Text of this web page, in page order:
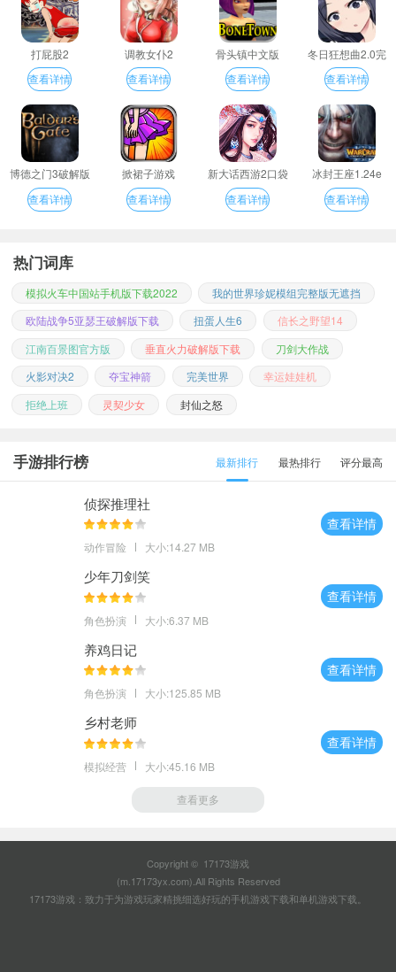
打屁股2
查看详情
调教女仆2
查看详情
骨头镇中文版
查看详情
冬日狂想曲2.0完
整汉化版
查看详情
博德之门3破解版
查看详情
掀裙子游戏
查看详情
新大话西游2口袋
版
查看详情
冰封王座1.24e
查看详情
热门词库
模拟火车中国站手机版下载2022
我的世界珍妮模组完整版无遮挡
欧陆战争5亚瑟王破解版下载
扭蛋人生6
信长之野望14
江南百景图官方版
垂直火力破解版下载
刀剑大作战
火影对决2
夺宝神箭 完美世界
幸运娃娃机
拒绝上班
灵契少女 封仙之怒
手游排行榜 最新排行 最热排行 评分最高
侦探推理社
动作冒险 大小:14.27 MB
查看详情
少年刀剑笑
角色扮演 大小:6.37 MB
查看详情
养鸡日记
角色扮演 大小:125.85 MB
查看详情
乡村老师
模拟经营 大小:45.16 MB
查看详情
查看更多
Copyright © 17173游戏
(m.17173yx.com).All Rights Reserved
17173游戏：致力于为游戏玩家精挑细选好玩的手机游戏下载和单机游戏下载。